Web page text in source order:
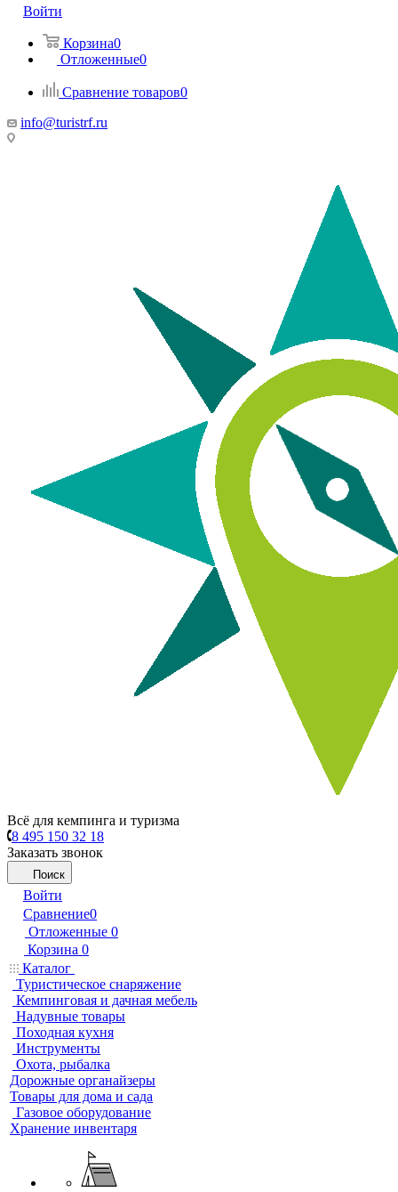
Войти
Корзина0
Отложенные0
Сравнение товаров0
info@turistrf.ru
Всё для кемпинга и туризма
8 495 150 32 18
Заказать звонок
Поиск
Войти
Сравнение0
Отложенные 0
Корзина 0
Каталог
Туристическое снаряжение
Кемпинговая и дачная мебель
Надувные товары
Походная кухня
Инструменты
Охота, рыбалка
Дорожные органайзеры
Товары для дома и сада
Газовое оборудование
Хранение инвентаря